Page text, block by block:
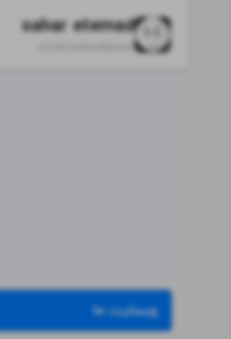
sahar etemad
saharetemad
وبسایت ما